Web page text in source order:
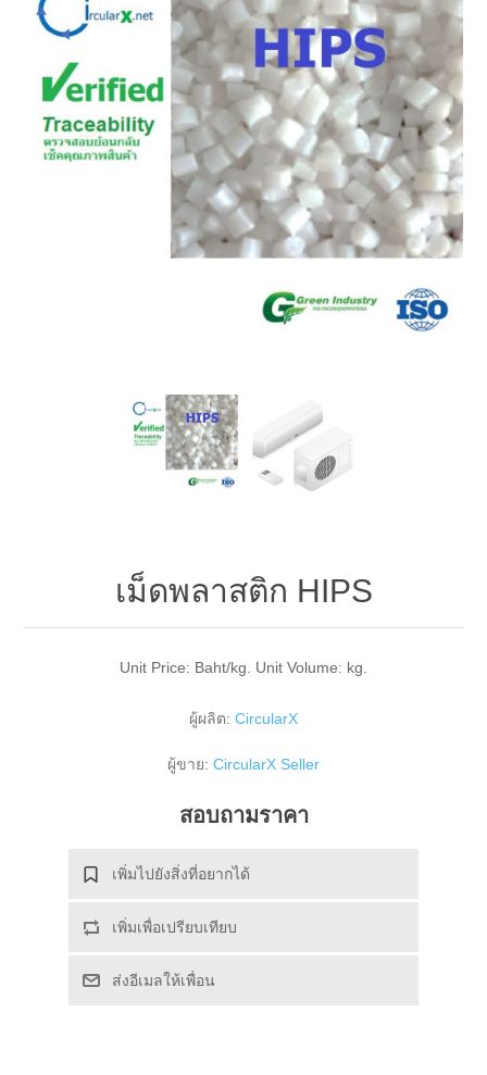
เม็ดพลาสติก HIPS
Unit Price: Baht/kg. Unit Volume: kg.
ผู้ผลิต: CircularX
ผู้ขาย: CircularX Seller
สอบถามราคา
เพิ่มไปยังสิ่งที่อยากได้
เพิ่มเพื่อเปรียบเทียบ
ส่งอีเมลให้เพื่อน